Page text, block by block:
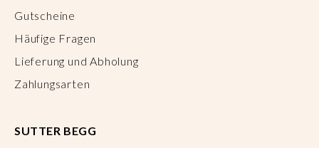
Gutscheine
Häufige Fragen
Lieferung und Abholung
Zahlungsarten
SUTTER BEGG